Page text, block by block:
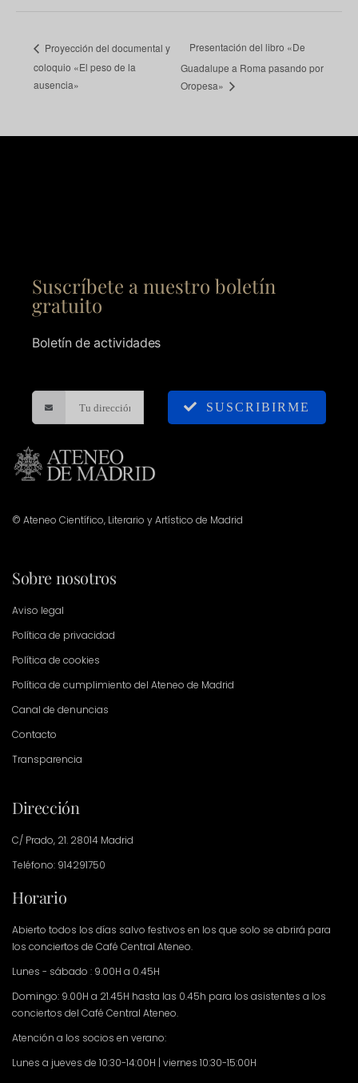
Proyección del documental y
coloquio «El peso de la
ausencia»
Presentación del libro «De
Guadalupe a Roma pasando por
Oropesa»
Suscríbete a nuestro boletín
gratuito
Boletín de actividades
SUSCRIBIRME
© Ateneo Científico, Literario y Artístico de Madrid
Sobre nosotros
Aviso legal
Política de privacidad
Política de cookies
Política de cumplimiento del Ateneo de Madrid
Canal de denuncias
Contacto
Transparencia
Dirección
C/ Prado, 21. 28014 Madrid
Teléfono: 914291750
Horario
Abierto todos los días salvo festivos en los que solo se abrirá para
los conciertos de Café Central Ateneo.
Lunes - sábado : 9.00H a 0.45H
Domingo: 9.00H a 21.45H hasta las 0.45h para los asistentes a los
conciertos del Café Central Ateneo.
Atención a los socios en verano:
Lunes a jueves de 10:30-14:00H | viernes 10:30-15:00H